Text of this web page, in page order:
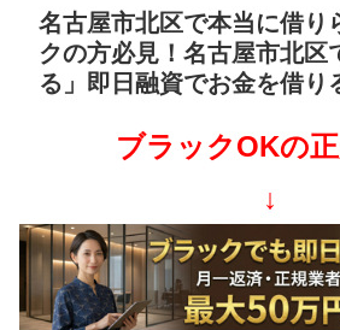
名古屋市北区で本当に借り
クの方必見！名古屋市北区
る」即日融資でお金を借り
ブラックOKの
↓